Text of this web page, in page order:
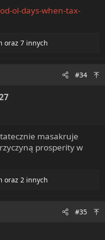
ol-days-when-tax-
oraz 7 innych
#34
masakruje
prosperity w
oraz 2 innych
#35